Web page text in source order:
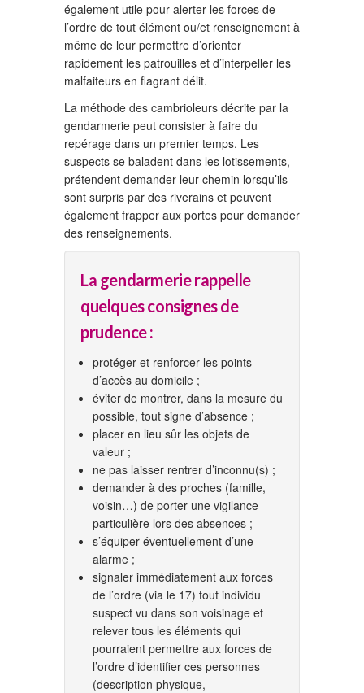
également utile pour alerter les forces de
l’ordre de tout élément ou/et renseignement à
même de leur permettre d’orienter
rapidement les patrouilles et d’interpeller les
malfaiteurs en flagrant délit.
La méthode des cambrioleurs décrite par la
gendarmerie peut consister à faire du
repérage dans un premier temps. Les
suspects se baladent dans les lotissements,
prétendent demander leur chemin lorsqu’ils
sont surpris par des riverains et peuvent
également frapper aux portes pour demander
des renseignements.
La gendarmerie rappelle
quelques consignes de
prudence :
protéger et renforcer les points
d’accès au domicile ;
éviter de montrer, dans la mesure du
possible, tout signe d’absence ;
placer en lieu sûr les objets de
valeur ;
ne pas laisser rentrer d’inconnu(s) ;
demander à des proches (famille,
voisin…) de porter une vigilance
particulière lors des absences ;
s’équiper éventuellement d’une
alarme ;
signaler immédiatement aux forces
de l’ordre (via le 17) tout individu
suspect vu dans son voisinage et
relever tous les éléments qui
pourraient permettre aux forces de
l’ordre d’identifier ces personnes
(description physique,